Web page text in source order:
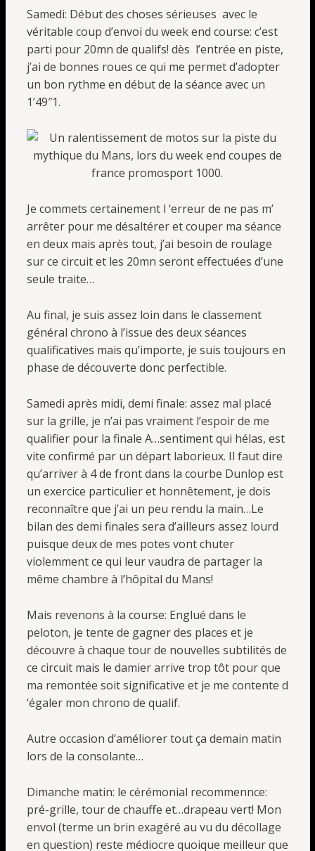
Samedi: Début des choses sérieuses avec le
véritable coup d’envoi du week end course: c’est
parti pour 20mn de qualifs! dès l’entrée en piste,
j’ai de bonnes roues ce qui me permet d’adopter
un bon rythme en début de la séance avec un
1’49″1.
Je commets certainement l ‘erreur de ne pas m’
arrêter pour me désaltérer et couper ma séance
en deux mais après tout, j’ai besoin de roulage
sur ce circuit et les 20mn seront effectuées d’une
seule traite…
Au final, je suis assez loin dans le classement
général chrono à l’issue des deux séances
qualificatives mais qu’importe, je suis toujours en
phase de découverte donc perfectible.
Samedi après midi, demi finale: assez mal placé
sur la grille, je n’ai pas vraiment l’espoir de me
qualifier pour la finale A…sentiment qui hélas, est
vite confirmé par un départ laborieux. Il faut dire
qu’arriver à 4 de front dans la courbe Dunlop est
un exercice particulier et honnêtement, je dois
reconnaître que j’ai un peu rendu la main…Le
bilan des demi finales sera d’ailleurs assez lourd
puisque deux de mes potes vont chuter
violemment ce qui leur vaudra de partager la
même chambre à l’hôpital du Mans!
Mais revenons à la course: Englué dans le
peloton, je tente de gagner des places et je
découvre à chaque tour de nouvelles subtilités de
ce circuit mais le damier arrive trop tôt pour que
ma remontée soit significative et je me contente d
‘égaler mon chrono de qualif.
Autre occasion d’améliorer tout ça demain matin
lors de la consolante…
Dimanche matin: le cérémonial recommennce:
pré-grille, tour de chauffe et…drapeau vert! Mon
envol (terme un brin exagéré au vu du décollage
en question) reste médiocre quoique meilleur que